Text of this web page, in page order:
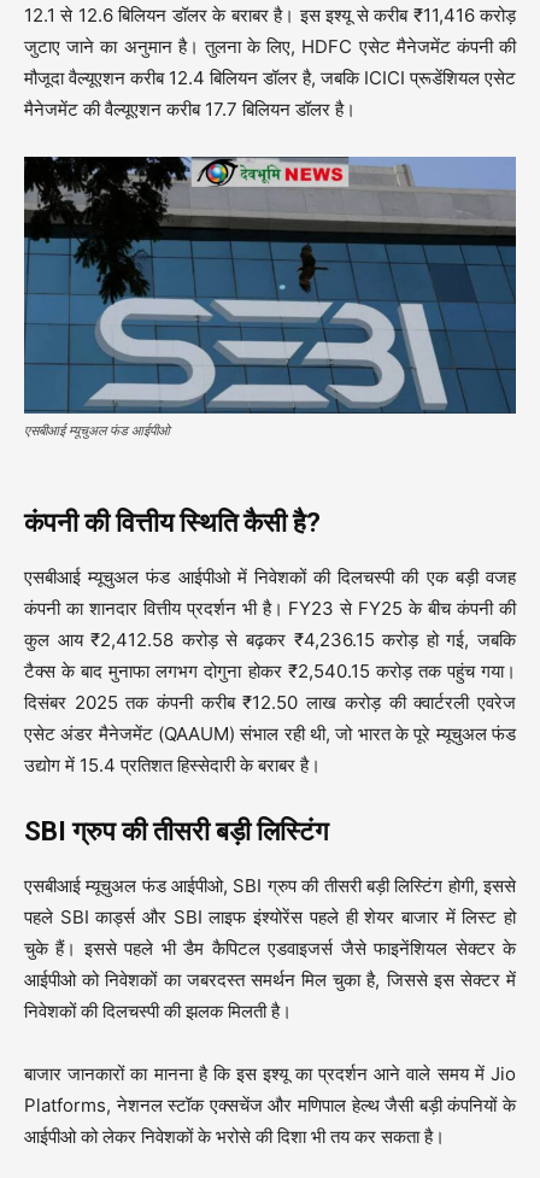
12.1 से 12.6 बिलियन डॉलर के बराबर है। इस इश्यू से करीब ₹11,416 करोड़
जुटाए जाने का अनुमान है। तुलना के लिए, HDFC एसेट मैनेजमेंट कंपनी की
मौजूदा वैल्यूएशन करीब 12.4 बिलियन डॉलर है, जबकि ICICI प्रूडेंशियल एसेट
मैनेजमेंट की वैल्यूएशन करीब 17.7 बिलियन डॉलर है।
एसबीआई म्यूचुअल फंड आईपीओ
कंपनी की वित्तीय स्थिति कैसी है?
एसबीआई म्यूचुअल फंड आईपीओ में निवेशकों की दिलचस्पी की एक बड़ी वजह
कंपनी का शानदार वित्तीय प्रदर्शन भी है। FY23 से FY25 के बीच कंपनी की
कुल आय ₹2,412.58 करोड़ से बढ़कर ₹4,236.15 करोड़ हो गई, जबकि
टैक्स के बाद मुनाफा लगभग दोगुना होकर ₹2,540.15 करोड़ तक पहुंच गया।
दिसंबर 2025 तक कंपनी करीब ₹12.50 लाख करोड़ की क्वार्टरली एवरेज
एसेट अंडर मैनेजमेंट (QAAUM) संभाल रही थी, जो भारत के पूरे म्यूचुअल फंड
उद्योग में 15.4 प्रतिशत हिस्सेदारी के बराबर है।
SBI ग्रुप की तीसरी बड़ी लिस्टिंग
एसबीआई म्यूचुअल फंड आईपीओ, SBI ग्रुप की तीसरी बड़ी लिस्टिंग होगी, इससे
पहले SBI कार्ड्स और SBI लाइफ इंश्योरेंस पहले ही शेयर बाजार में लिस्ट हो
चुके हैं। इससे पहले भी डैम कैपिटल एडवाइजर्स जैसे फाइनेंशियल सेक्टर के
आईपीओ को निवेशकों का जबरदस्त समर्थन मिल चुका है, जिससे इस सेक्टर में
निवेशकों की दिलचस्पी की झलक मिलती है।
बाजार जानकारों का मानना है कि इस इश्यू का प्रदर्शन आने वाले समय में Jio
Platforms, नेशनल स्टॉक एक्सचेंज और मणिपाल हेल्थ जैसी बड़ी कंपनियों के
आईपीओ को लेकर निवेशकों के भरोसे की दिशा भी तय कर सकता है।